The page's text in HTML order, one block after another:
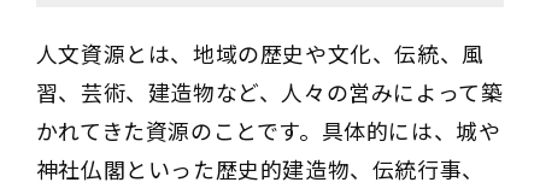
人文資源とは、地域の歴史や文化、伝統、風
習、芸術、建造物など、人々の営みによって築
かれてきた資源のことです。具体的には、城や
神社仏閣といった歴史的建造物、伝統行事、